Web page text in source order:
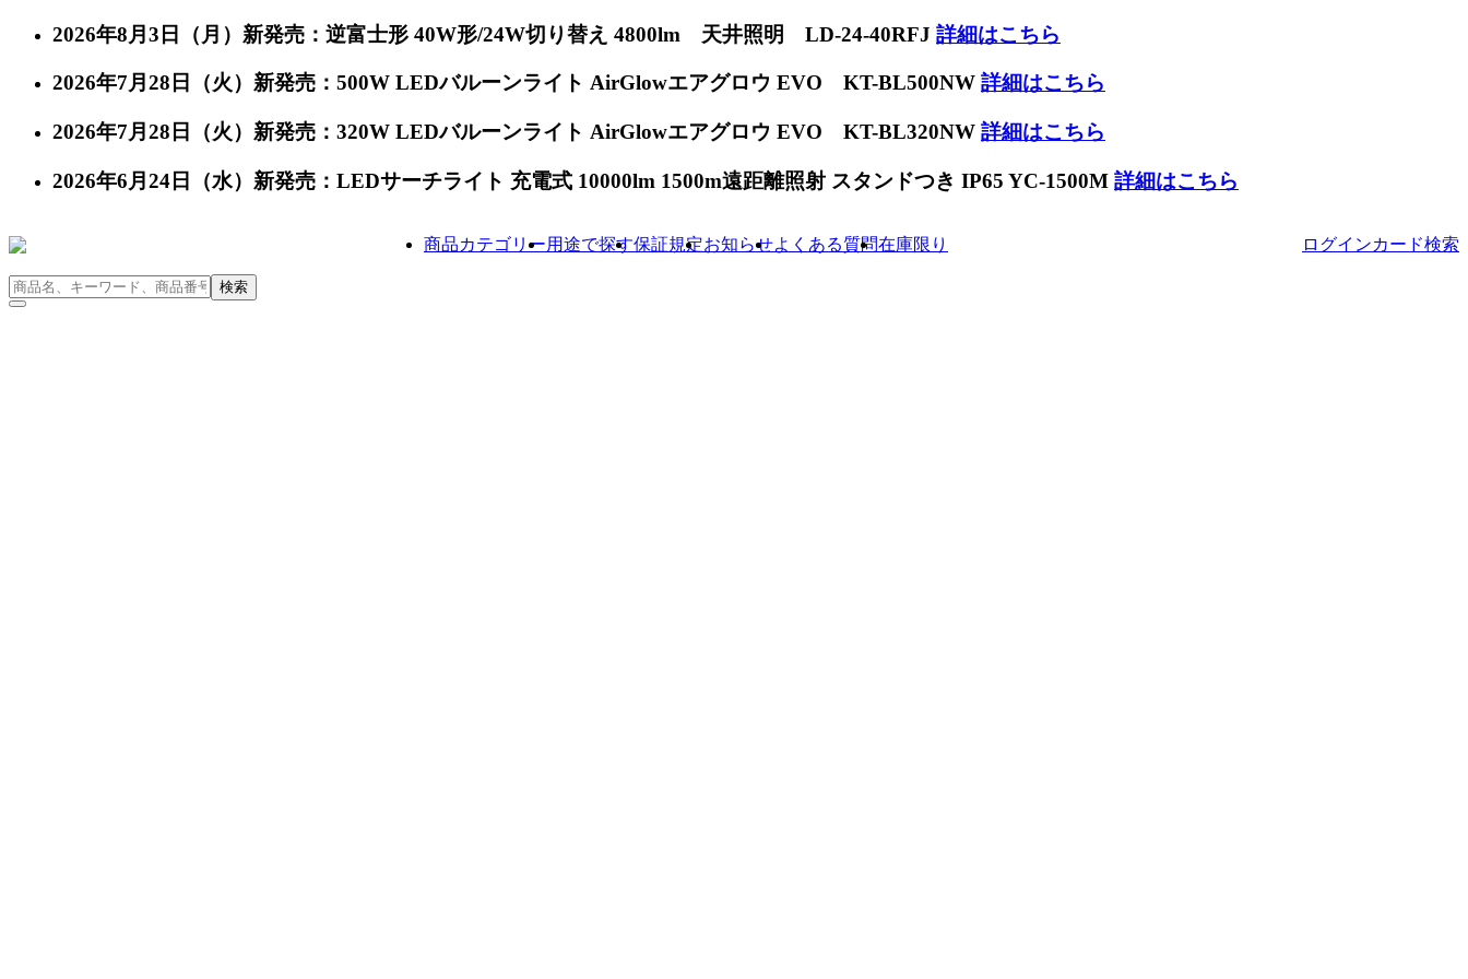
2026年8月3日（月）新発売：逆富士形 40W形/24W切り替え 4800lm 天井照明 LD-24-40RFJ 詳細はこちら
2026年7月28日（火）新発売：500W LEDバルーンライト AirGlowエアグロウ EVO KT-BL500NW 詳細はこちら
2026年7月28日（火）新発売：320W LEDバルーンライト AirGlowエアグロウ EVO KT-BL320NW 詳細はこちら
2026年6月24日（水）新発売：LEDサーチライト 充電式 10000lm 1500m遠距離照射 スタンドつき IP65 YC-1500M 詳細はこちら
商品カテゴリー用途で探す保証規定お知らせよくある質問在庫限り ログインカード検索